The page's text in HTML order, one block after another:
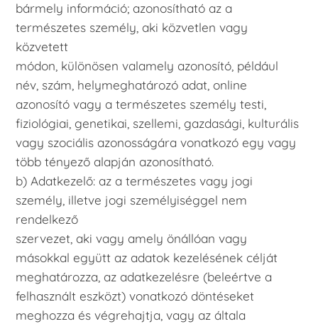
bármely információ; azonosítható az a
természetes személy, aki közvetlen vagy
közvetett
módon, különösen valamely azonosító, például
név, szám, helymeghatározó adat, online
azonosító vagy a természetes személy testi,
fiziológiai, genetikai, szellemi, gazdasági, kulturális
vagy szociális azonosságára vonatkozó egy vagy
több tényező alapján azonosítható.
b) Adatkezelő: az a természetes vagy jogi
személy, illetve jogi személyiséggel nem
rendelkező
szervezet, aki vagy amely önállóan vagy
másokkal együtt az adatok kezelésének célját
meghatározza, az adatkezelésre (beleértve a
felhasznált eszközt) vonatkozó döntéseket
meghozza és végrehajtja, vagy az általa